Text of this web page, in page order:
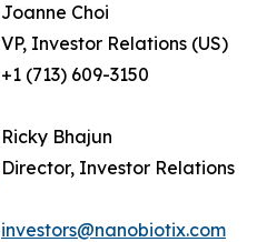
Joanne Choi
VP, Investor Relations (US)
+1 (713) 609-3150
Ricky Bhajun
Director, Investor Relations
investors@nanobiotix.com